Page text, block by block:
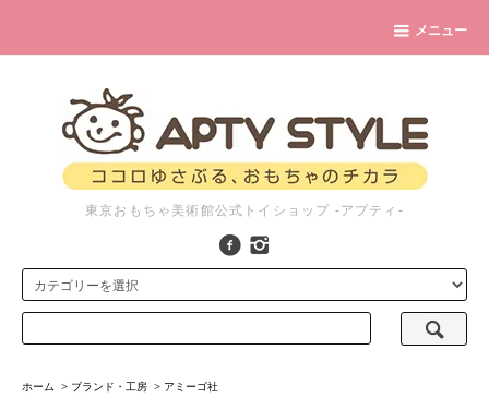
メニュー
東京おもちゃ美術館公式トイショップ -アプティ-
ホーム > ブランド・工房 > アミーゴ社